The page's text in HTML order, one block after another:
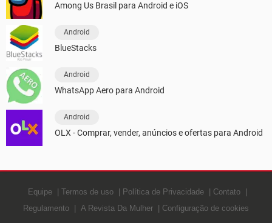
Among Us Brasil para Android e iOS
Android
BlueStacks
Android
WhatsApp Aero para Android
Android
OLX - Comprar, vender, anúncios e ofertas para Android
Equipe Termos de uso Política de Privacidade
Contato
Regulamento
A Revista Da Mulher Configuração de cookies